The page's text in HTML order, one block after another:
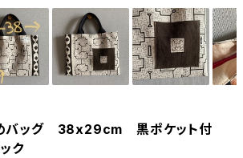
バッグ 38x29cm 黒ポケット付
ク